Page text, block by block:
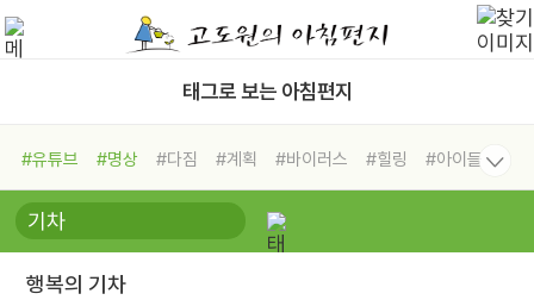
태그로 보는 아침편지
#유튜브 #명상 #다짐 #계획 #바이러스 #힐링
#아이들
#비전캠프
#독서캠프 #삶
#희망
#나눔 #친구 #링컨학교
#독서
#건강
행복의 기차